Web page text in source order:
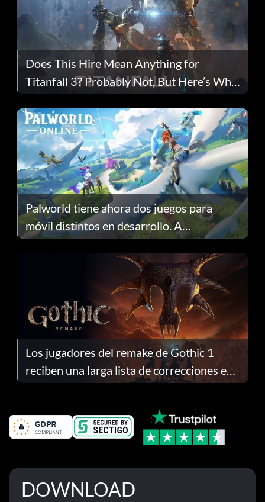
Does This Hire Mean Anything for
Titanfall 3? Probably Not, But Here’s Why
Fans Are Hopeful
Palworld tiene ahora dos juegos para
móvil distintos en desarrollo. A
continuación te explicamos por qué.
Los jugadores del remake de Gothic 1
reciben una larga lista de correcciones en
el parche 1.0.4
DOWNLOAD